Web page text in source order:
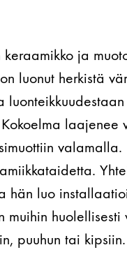
keraamikko ja
luonut herkistä
laajenee
hän luo
muihin
puuhun tai kipsiin.